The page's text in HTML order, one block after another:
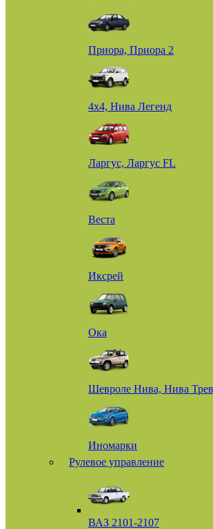
Приора, Приора 2
4х4, Нива Легенд
Ларгус, Ларгус FL
Веста
Иксрей
Ока
Шевроле Нива, Нива
Иномарки
Рулевое управление
ВАЗ 2101-2107